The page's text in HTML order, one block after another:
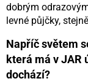
dobrým
levné půjčky,
Napříč světem
která má v JAR
dochází?